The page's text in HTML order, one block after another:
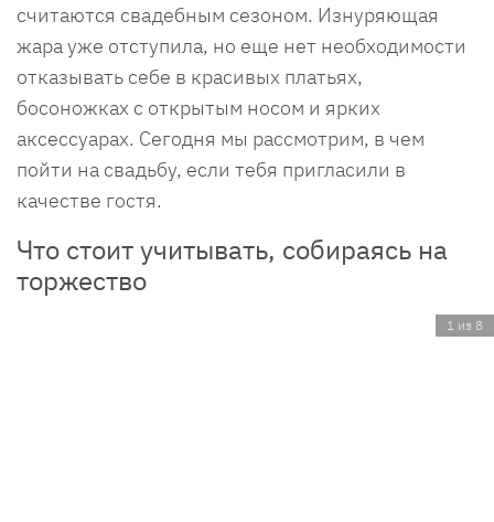
считаются свадебным сезоном. Изнуряющая
жара уже отступила, но еще нет необходимости
отказывать себе в красивых платьях,
босоножках с открытым носом и ярких
аксессуарах. Сегодня мы рассмотрим, в чем
пойти на свадьбу, если тебя пригласили в
качестве гостя.
Что стоит учитывать, собираясь на
торжество
1 из 8